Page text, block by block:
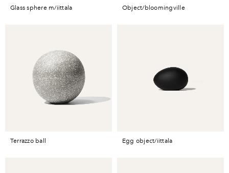
glass sphere m/iittala object/bloomingville
terrazzo ball egg object/iittala